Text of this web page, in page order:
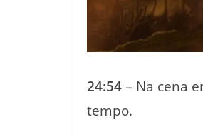
24:54– Na cena
tempo.